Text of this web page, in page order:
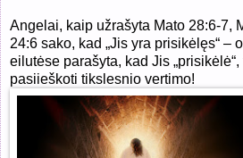
Angelai, kaip užrašyta Mato 28:6-7,
24:6 sako, kad „Jis yra prisikėlęs“ –
eilutėse parašyta, kad Jis
pasiieškoti tikslesnio vertimo!